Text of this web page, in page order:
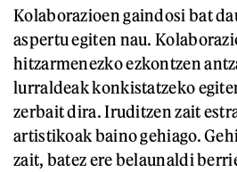
Kolaborazioen gaindosi bat
aspertu egiten nau.
hitzarmenezko ezkontzen
lurraldeak konkistatzeko
zerbait dira. Iruditzen zait
artistikoak baino gehiago.
zait, batez ere belaunaldi